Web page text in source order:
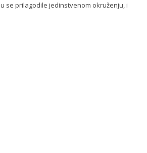
se prilagodile jedinstvenom okruženju, i